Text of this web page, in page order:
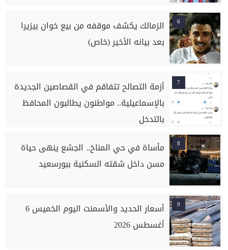
6
الزمالك يكشف موقفه من بيع خوان بيزيرا
بعد بيانه الأخير (خاص)
7
أزمة التصالح تتفاقم في القصاصين الجديدة
بالإسماعيلية.. مواطنون يطالبون المحافظ
بالتدخل
8
مأساة في حي المناخ.. الجشع ينهى حياة
مسن داخل شقته السكنية ببورسعيد
9
أسعار الحديد والأسمنت اليوم الخميس 6
أغسطس 2026